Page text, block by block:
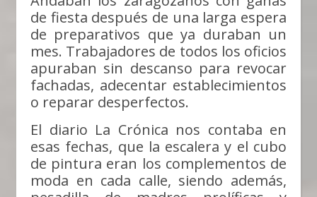
de fiesta después de una larga espera
de preparativos que ya duraban un
mes. Trabajadores de todos los oficios
apuraban sin descanso para revocar
fachadas, adecentar establecimientos
o reparar desperfectos.
El diario La Crónica nos contaba en
esas fechas, que la escalera y el cubo
de pintura eran los complementos de
moda en cada calle, siendo además,